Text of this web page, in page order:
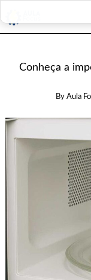
Conheça a
By Aula